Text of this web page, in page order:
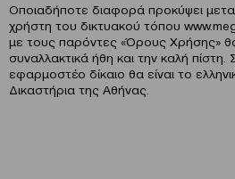
Οποιαδήποτε διαφορά προκύψει
χρήστη του δικτυακού τόπου
με τους παρόντες «Όρους Χρήσης»
συναλλακτικά ήθη και την καλή
εφαρμοστέο δίκαιο θα είναι το
Δικαστήρια της Αθήνας.